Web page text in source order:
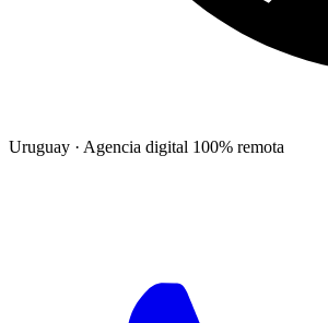
Uruguay · Agencia digital 100% remota